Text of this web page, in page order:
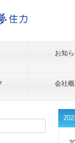
お知
会社